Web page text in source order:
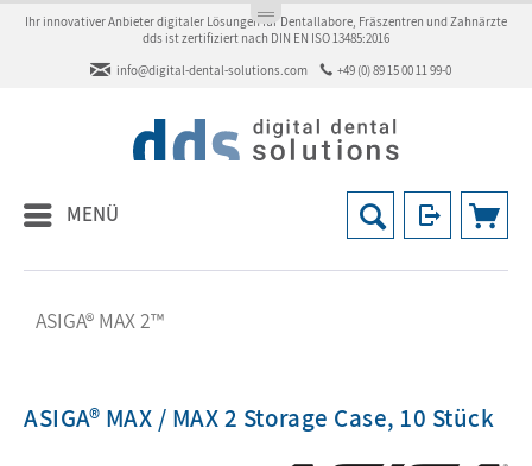
Ihr innovativer Anbieter digitaler Lösungen für Dentallabore, Fräszentren und Zahnärzte
dds ist zertifiziert nach DIN EN ISO 13485:2016
info@digital-dental-solutions.com
+49 (0) 89 15 00 11 99-0
MENÜ
ASIGA® MAX 2™
ASIGA® MAX / MAX 2 Storage Case, 10 Stück